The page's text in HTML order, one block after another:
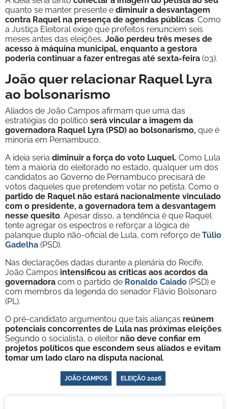
quanto se manter presente e diminuir a desvantagem
contra Raquel na presença de agendas públicas. Como
a Justiça Eleitoral exige que prefeitos renunciem seis
meses antes das eleições, João perdeu três meses de
acesso à máquina municipal, enquanto a gestora
poderia continuar a fazer entregas até sexta-feira (03).
João quer relacionar Raquel Lyra
ao bolsonarismo
Aliados de João Campos afirmam que uma das
estratégias do político será vincular a imagem da
governadora Raquel Lyra (PSD) ao bolsonarismo, que é
minoria em Pernambuco.
A ideia seria diminuir a força do voto Luquel. Como Lula
tem a maioria do eleitorado no estado, qualquer um dos
candidatos ao Governo de Pernambuco precisará de
votos daqueles que pretendem votar no petista. Como o
partido de Raquel não estará nacionalmente vinculado
com o presidente, a governadora tem a desvantagem
nesse quesito. Apesar disso, a tendência é que Raquel
tente agregar os espectros e reforçar a lógica de
palanque duplo não-oficial de Lula, com reforço de Túlio
Gadelha (PSD).
Nas declarações dadas durante a plenária do Recife,
João Campos intensificou as críticas aos acordos da
governadora com o partido de Ronaldo Caiado (PSD) e
com membros da legenda do senador Flávio Bolsonaro
(PL).
O pré-candidato argumentou que tais alianças reúnem
potenciais concorrentes de Lula nas próximas eleições.
Segundo o socialista, o eleitor não deve confiar em
projetos políticos que escondem seus aliados e evitam
tomar um lado claro na disputa nacional.
JOÃO CAMPOS ELEIÇÃO 2026